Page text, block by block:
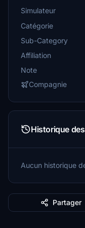
Simulateur
Catégorie
Sub-Category
Affiliation
Note
Compagnie
Historique
Aucun historique
Partager